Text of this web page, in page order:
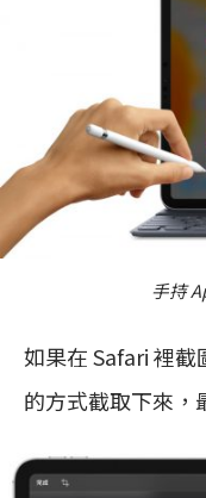
手持
如果在 Safari 裡
的方式截取下來